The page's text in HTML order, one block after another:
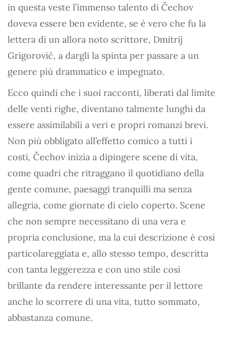
in questa veste l’immenso talento di Čechov
doveva essere ben evidente, se è vero che fu la
lettera di un allora noto scrittore, Dmitrij
Grigorovič, a dargli la spinta per passare a un
genere più drammatico e impegnato.
Ecco quindi che i suoi racconti, liberati dal limite
delle venti righe, diventano talmente lunghi da
essere assimilabili a veri e propri romanzi brevi.
Non più obbligato all’effetto comico a tutti i
costi, Čechov inizia a dipingere scene di vita,
come quadri che ritraggano il quotidiano della
gente comune, paesaggi tranquilli ma senza
allegria, come giornate di cielo coperto. Scene
che non sempre necessitano di una vera e
propria conclusione, ma la cui descrizione è così
particolareggiata e, allo stesso tempo, descritta
con tanta leggerezza e con uno stile così
brillante da rendere interessante per il lettore
anche lo scorrere di una vita, tutto sommato,
abbastanza comune.